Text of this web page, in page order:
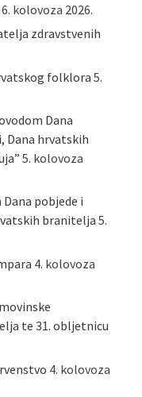
6. kolovoza 2026.
zdravstvenih
folklora 5.
Dana
Dana hrvatskih
5. kolovoza
pobjede i
branitelja 5.
4. kolovoza
te 31. obljetnicu
4. kolovoza